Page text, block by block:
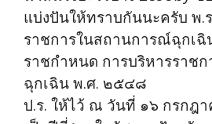
แบ่งปันให้ทราบกันนะครับ พ.
ราชการในสถานการณ์ฉุกเฉิ
ราชกำหนด การบริหารราช
ฉุกเฉิน พ.ศ. ๒๕๔๘ ภู
ป.ร. ให้ไว้ ณ วันที่ ๑๖ กรกฎ